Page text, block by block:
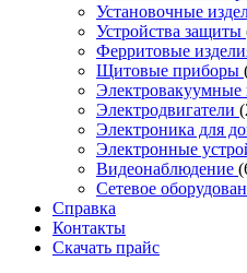
Установочные
Устройства защиты
Ферритовые
Щитовые приборы
Электродвигатели
Электроника для
Электронные
Видеонаблюдение
Сетевое
Справка
Контакты
Скачать прайс